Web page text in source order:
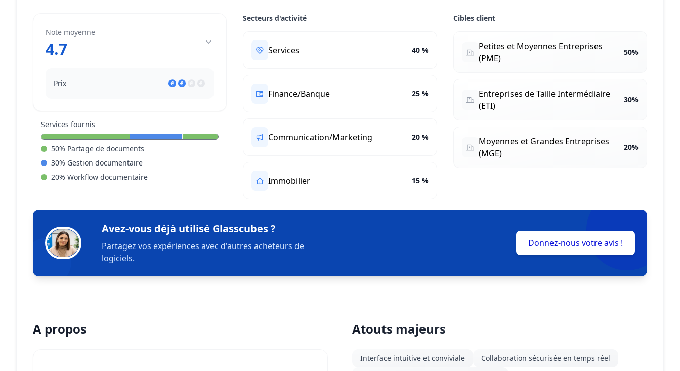
Note moyenne
4.7
Prix
Services fournis
50% Partage de documents
30% Gestion documentaire
20% Workflow documentaire
Secteurs d'activité
Services 40 %
Finance/Banque 25 %
Communication/Marketing 20 %
Immobilier 15 %
Cibles client
Petites et Moyennes Entreprises
(PME)
50%
Entreprises de Taille Intermédiaire
(ETI)
30%
Moyennes et Grandes Entreprises
(MGE)
20%
Avez-vous déjà utilisé Glasscubes ?
Partagez vos expériences avec d'autres acheteurs de
logiciels.
Donnez-nous votre avis !
A propos Atouts majeurs
Interface intuitive et conviviale
Collaboration sécurisée en temps réel